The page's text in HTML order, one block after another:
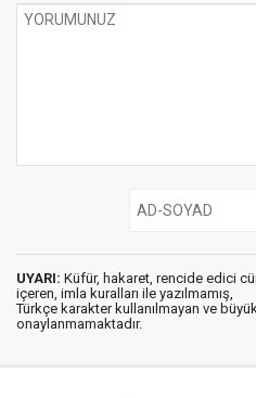
UYARI: Küfür, hakaret, rencide edici
içeren, imla kuralları ile yazılmamış,
Türkçe karakter kullanılmayan ve
onaylanmamaktadır.